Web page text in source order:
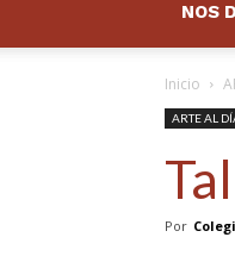
NOS
Inicio
ARTE AL
Por